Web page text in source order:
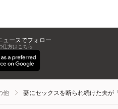
ュースでフォロー
仕方はこちら
他 妻にセックスを断られ続けた夫が